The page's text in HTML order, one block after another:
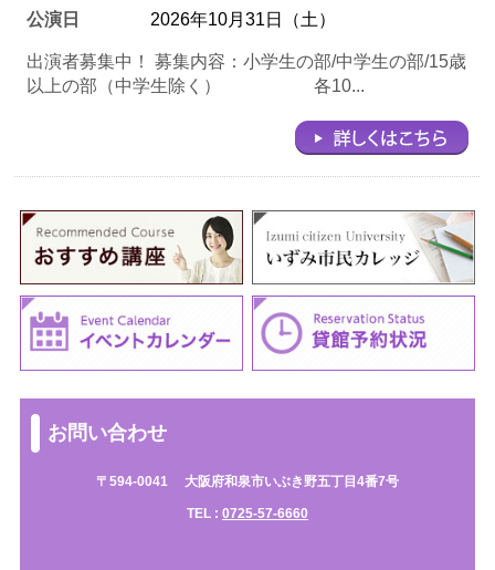
公演日 2026年10月31日（土）
出演者募集中！ 募集内容：小学生の部/中学生の部/15歳
以上の部（中学生除く） 各10...
お問い合わせ
〒594-0041 大阪府和泉市いぶき野五丁目4番7号
TEL : 0725-57-6660